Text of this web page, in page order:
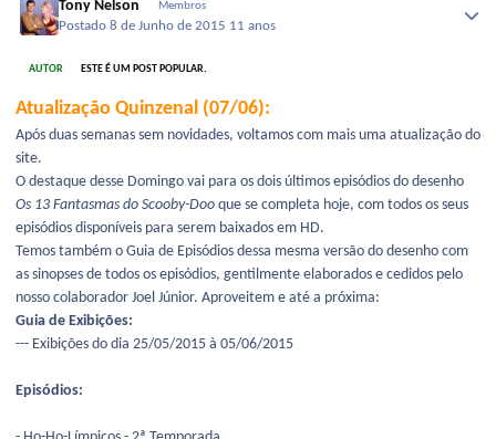
Tony Nelson Membros
Postado8 de Junho de 2015 11 anos
AUTOR ESTE É UM POST POPULAR.
Atualização Quinzenal (07/06):
Após duas semanas sem novidades, voltamos com mais uma atualização do
site.
O destaque desse Domingo vai para os dois últimos episódios do desenho
Os 13 Fantasmas do Scooby-Doo que se completa hoje, com todos os seus
episódios disponíveis para serem baixados em HD.
Temos também o Guia de Episódios dessa mesma versão do desenho com
as sinopses de todos os episódios, gentilmente elaborados e cedidos pelo
nosso colaborador Joel Júnior. Aproveitem e até a próxima:
Guia de Exibições:
--- Exibições do dia 25/05/2015 à 05/06/2015
Episódios: